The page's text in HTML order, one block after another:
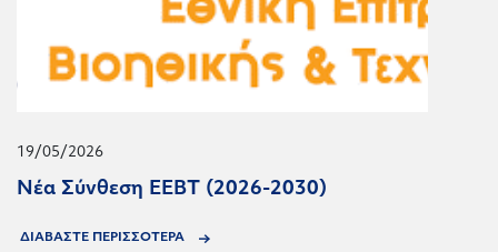
19/05/2026
Νέα Σύνθεση ΕΕΒΤ (2026-2030)
ΔΙΑΒΑΣΤΕ ΠΕΡΙΣΣΟΤΕΡΑ